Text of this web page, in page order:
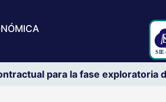
para la fase